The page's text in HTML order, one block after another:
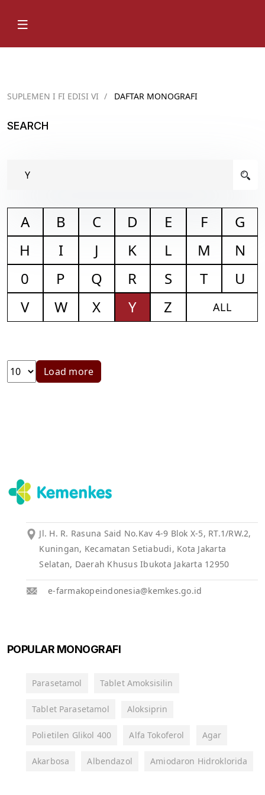
SUPLEMEN I FI EDISI VI / DAFTAR MONOGRAFI
SEARCH
A B C D E F
G
H
I J K L M
N
0
P Q R S T
U
V
W X Y Z ALL
Load more
Jl. H. R. Rasuna Said No.Kav 4-9 Blok X-5, RT.1/RW.2,
Kuningan, Kecamatan Setiabudi, Kota Jakarta
Selatan, Daerah Khusus Ibukota Jakarta 12950
e-farmakopeindonesia@kemkes.go.id
POPULAR MONOGRAFI
Parasetamol Tablet Amoksisilin
Tablet Parasetamol Aloksiprin
Polietilen Glikol 400 Alfa Tokoferol Agar
Akarbosa Albendazol Amiodaron Hidroklorida